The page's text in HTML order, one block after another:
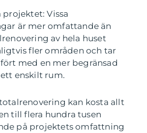
projektet: Vissa
är mer omfattande än
av hela huset
fler områden och tar
med en mer begränsad
enskilt rum.
kan kosta allt
till flera hundra tusen
på projektets omfattning